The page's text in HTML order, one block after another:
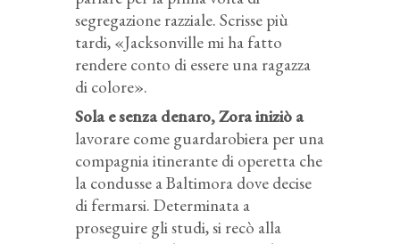
segregazione razziale. Scrisse più
tardi, «Jacksonville mi ha fatto
rendere conto di essere una ragazza
di colore».
Sola e senza denaro, Zora iniziò a
lavorare come guardarobiera per una
compagnia itinerante di operetta che
la condusse a Baltimora dove decise
di fermarsi. Determinata a
proseguire gli studi, si recò alla